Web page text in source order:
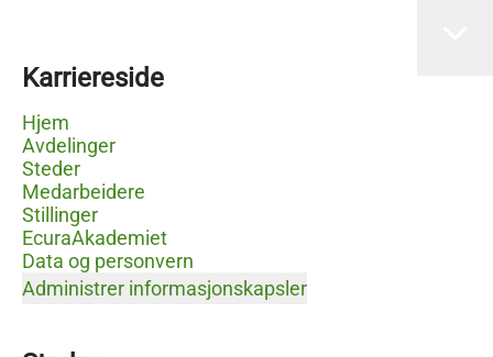
Karriereside
Hjem
Avdelinger
Steder
Medarbeidere
Stillinger
EcuraAkademiet
Data og personvern
Administrer informasjonskapsler